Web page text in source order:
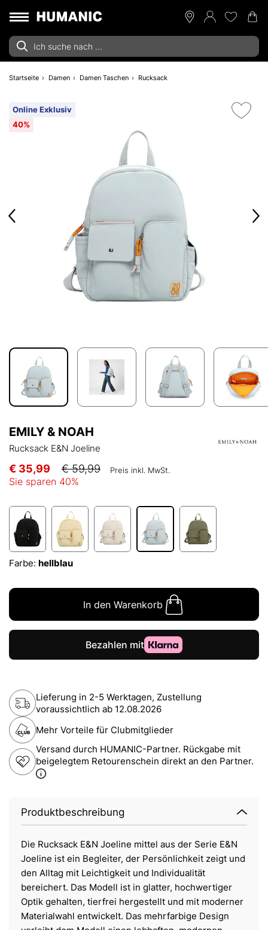
Startseite Damen Damen Taschen Rucksack
Online Exklusiv
40%
EMILY & NOAH
Rucksack E&N Joeline
€ 35,99 € 59,99 Preis inkl. MwSt.
Sie sparen 40%
Farbe: hellblau
In den Warenkorb
Lieferung in 2-5 Werktagen, Zustellung
voraussichtlich ab 12.08.2026
Mehr Vorteile für Clubmitglieder
Versand durch HUMANIC-Partner. Rückgabe mit
beigelegtem Retourenschein direkt an den Partner.
Produktbeschreibung
Die Rucksack E&N Joeline mittel aus der Serie E&N
Joeline ist ein Begleiter, der Persönlichkeit zeigt und
den Alltag mit Leichtigkeit und Individualität
bereichert. Das Modell ist in glatter, hochwertiger
Optik gehalten, tierfrei hergestellt und mit moderner
Materialwahl entwickelt. Das mehrfarbige Design